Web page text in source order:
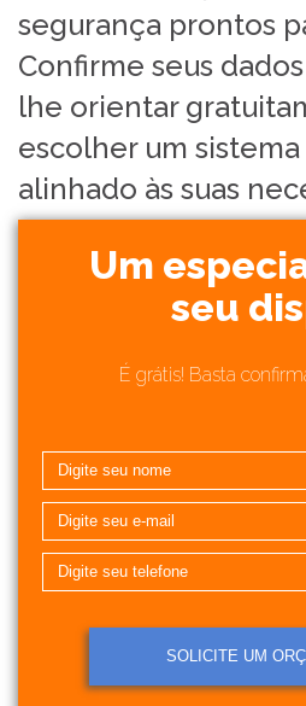
segurança prontos
Confirme seus
lhe orientar
escolher um
alinhado às suas
Um
seu
É grátis! Basta